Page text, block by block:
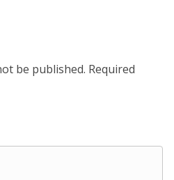
be published. Required